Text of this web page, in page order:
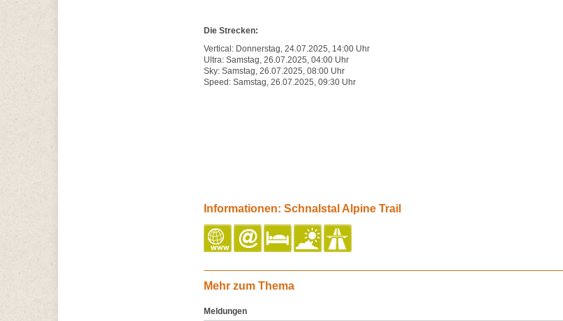
Die Strecken:
Vertical: Donnerstag, 24.07.2025, 14:00 Uhr
Ultra: Samstag, 26.07.2025, 04:00 Uhr
Sky: Samstag, 26.07.2025, 08:00 Uhr
Speed: Samstag, 26.07.2025, 09:30 Uhr
Informationen: Schnalstal Alpine Trail
Mehr zum Thema
Meldungen